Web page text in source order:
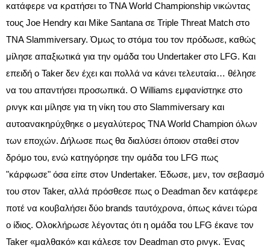
κατάφερε να κρατήσει το TNA World Championship νικώντας
τους Joe Hendry και Mike Santana σε Triple Threat Match στο
TNA Slammiversary. Όμως το στόμα του τον πρόδωσε, καθώς
μίλησε απαξιωτικά για την ομάδα του Undertaker στο LFG. Και
επειδή ο Taker δεν έχει και πολλά να κάνει τελευταία… θέλησε
να του απαντήσει προσωπικά. Ο Williams εμφανίστηκε στο
ρινγκ και μίλησε για τη νίκη του στο Slammiversary και
αυτοανακηρύχθηκε ο μεγαλύτερος TNA World Champion όλων
των εποχών. Δήλωσε πως θα διαλύσει όποιον σταθεί στον
δρόμο του, ενώ κατηγόρησε την ομάδα του LFG πως
"κάρφωσε" όσα είπε στον Undertaker. Έδωσε, μεν, τον σεβασμό
του στον Taker, αλλά πρόσθεσε πως ο Deadman δεν κατάφερε
ποτέ να κουβαλήσει δύο brands ταυτόχρονα, όπως κάνει τώρα
ο ίδιος. Ολοκλήρωσε λέγοντας ότι η ομάδα του LFG έκανε τον
Taker «μαλθακό» και κάλεσε τον Deadman στο ρινγκ. Ένας